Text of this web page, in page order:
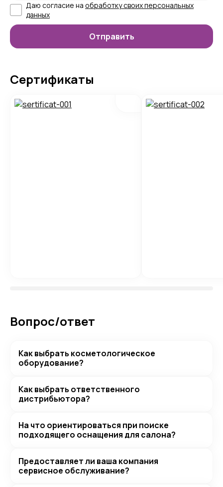
Даю согласие на обработку своих персональных
данных
Сертификаты
Вопрос/ответ
Как выбрать косметологическое
оборудование?
Как выбрать ответственного
дистрибьютора?
На что ориентироваться при поиске
подходящего оснащения для салона?
Предоставляет ли ваша компания
сервисное обслуживание?